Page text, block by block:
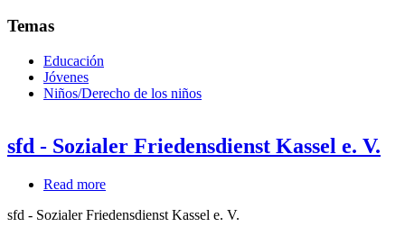
Temas
Educación
Jóvenes
Niños/Derecho de los niños
sfd - Sozialer Friedensdienst Kassel e. V.
Read more
-
sfd - Sozialer Friedensdienst Kassel e. V.